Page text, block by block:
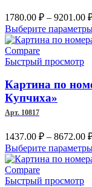
1780.00 ₽ – 9201.00
Выберите
Compare
Быстрый просмотр
Картина по
Купчиха»
Арт. 10817
1437.00 ₽ – 8672.00
Выберите
Compare
Быстрый просмотр